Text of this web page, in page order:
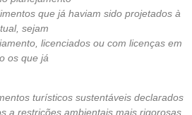
que já haviam sido projetados à
sejam
licenciados ou com licenças em
os que já
turísticos sustentáveis declarados
a restrições ambientais mais rigorosas